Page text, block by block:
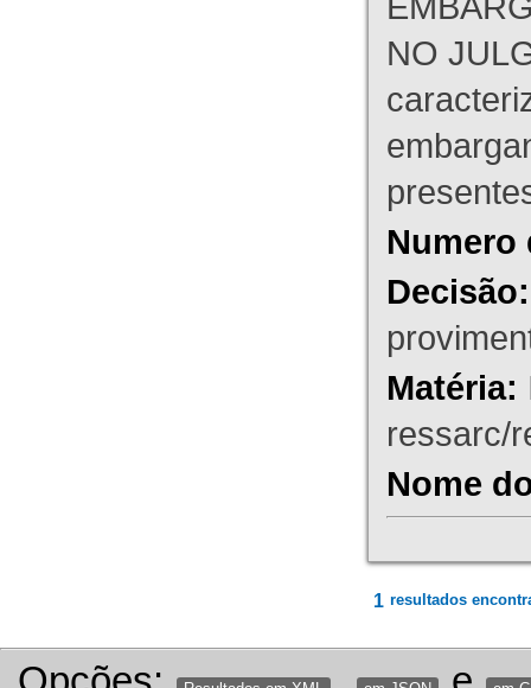
NO
Numero
Decisão:
Matéria:
ressarc/
Nome
1 resultados